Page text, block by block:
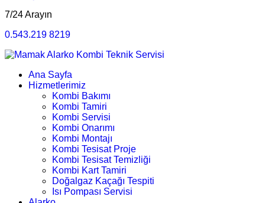
7/24 Arayın
0.543.219 8219
Ana Sayfa
Hizmetlerimiz
Kombi Bakımı
Kombi Tamiri
Kombi Servisi
Kombi Onarımı
Kombi Montajı
Kombi Tesisat Proje
Kombi Tesisat Temizliği
Kombi Kart Tamiri
Doğalgaz Kaçağı Tespiti
Isı Pompası Servisi